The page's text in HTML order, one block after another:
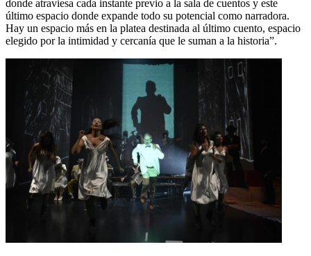
donde atraviesa cada instante previo a la sala de cuentos y este
último espacio donde expande todo su potencial como narradora.
Hay un espacio más en la platea destinada al último cuento, espacio
elegido por la intimidad y cercanía que le suman a la historia”.